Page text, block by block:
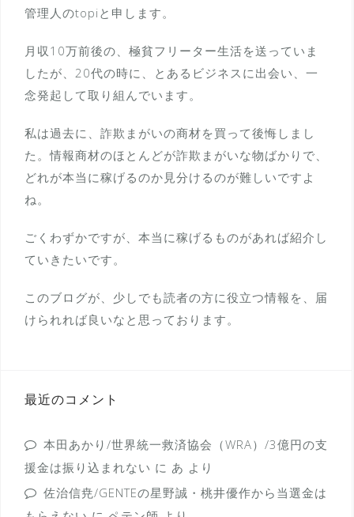
管理人のtopiと申します。
月収10万前後の、極貧フリーター生活を送っていま
したが、20代の時に、とあるビジネスに出会い、一
念発起して取り組んでいます。
私は過去に、詐欺まがいの商材を買って後悔しまし
た。情報商材のほとんどが詐欺まがいな物ばかりで、
どれが本当に稼げるのか見分けるのが難しいですよ
ね。
ごくわずかですが、本当に稼げるものがあれば紹介し
ていきたいです。
このブログが、少しでも読者の方に役立つ情報を、届
けられれば良いなと思っております。
最近のコメント
本田あかり/世界統一救済協会（WRA）/3億円の支
援金は振り込まれない に あ より
佐治信尭/GENTEの星野誠・桃井優作から当選金は